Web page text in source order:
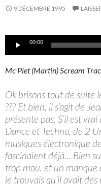
9 DÉCEMBRE 1995
Lecteur00:00
Mc Piet (Martin) Scream
Ok brisons tout de suite
??? Et bien, il s’agit de
présente pas. S’il est vrai
Dance et Techno, de 2
musiques électronique
fascinaient déjà… Bien
trop mou, et un manque
je trouvais qu’il avait